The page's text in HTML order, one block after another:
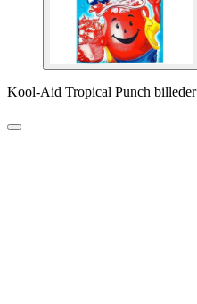
Kool-Aid Tropical Punch billeder